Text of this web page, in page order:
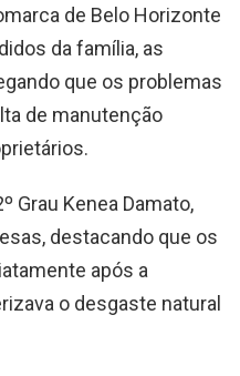
de Belo Horizonte
da família, as
que os problemas
de manutenção
Grau Kenea Damato,
destacando que os
após a
o desgaste natural